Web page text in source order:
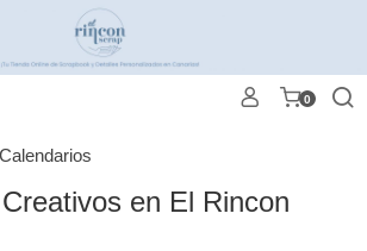
0
Calendarios
en El Rincon